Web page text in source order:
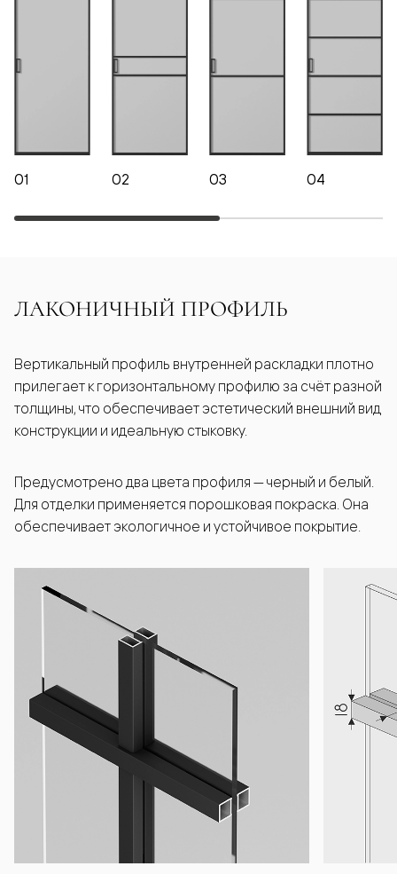
01 02 03 04
ЛАКОНИЧНЫЙ ПРОФИЛЬ
Вертикальный профиль внутренней раскладки плотно
прилегает к горизонтальному профилю за счёт разной
толщины, что обеспечивает эстетический внешний вид
конструкции и идеальную стыковку.
Предусмотрено два цвета профиля — черный и белый.
Для отделки применяется порошковая покраска. Она
обеспечивает экологичное и устойчивое покрытие.